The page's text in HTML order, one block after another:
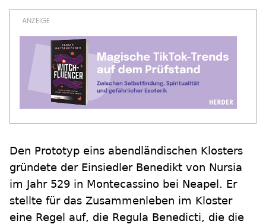
Den Prototyp eins abendländischen Klosters
gründete der Einsiedler Benedikt von Nursia
im Jahr 529 in Montecassino bei Neapel. Er
stellte für das Zusammenleben im Kloster
eine Regel auf, die Regula Benedicti, die die